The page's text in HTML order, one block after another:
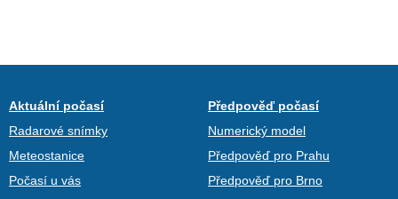
Aktuální počasí
Radarové snímky
Meteostanice
Počasí u vás
Předpověď počasí
Numerický model
Předpověď pro Prahu
Předpověď pro Brno